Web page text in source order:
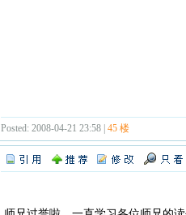
Posted: 2008-04-21 23:58 | 45 楼